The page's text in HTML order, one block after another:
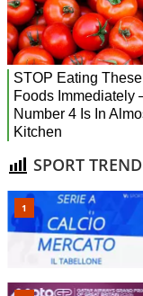
SPORT TREND